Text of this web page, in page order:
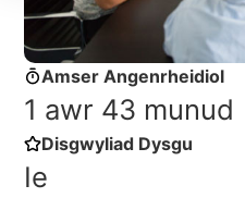
Amser Angenrheidiol
1 awr 43 munud
Disgwyliad Dysgu
Ie